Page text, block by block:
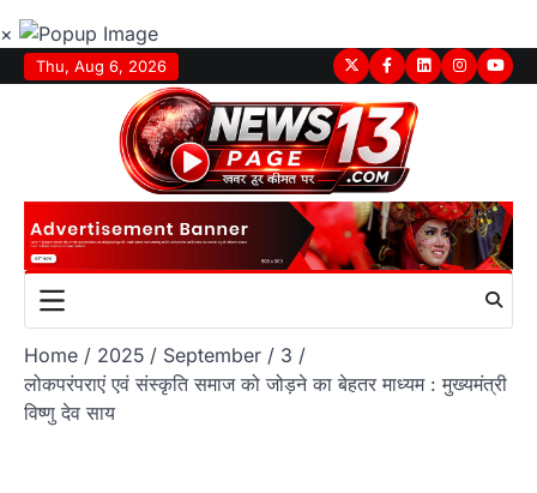
×
Skip
to
Thu, Aug 6, 2026 TwitterFacebook
LinkedInInstagram
Home 2025 September
3
लोकपरंपराएं एवं संस्कृति समाज को जोड़ने का बेहतर माध्यम : मुख्यमंत्री
विष्णु देव साय